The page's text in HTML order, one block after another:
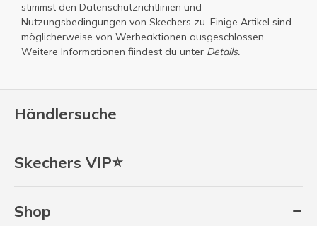
Händlersuche
Skechers VIP⭐
Shop
stimmst den Datenschutzrichtlinien und
Nutzungsbedingungen von Skechers zu. Einige Artikel sind
möglicherweise von Werbeaktionen ausgeschlossen.
Weitere Informationen fiindest du unter Details.